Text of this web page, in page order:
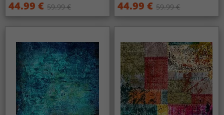
44.99 € 59.99 € 44.99 € 59.99 €